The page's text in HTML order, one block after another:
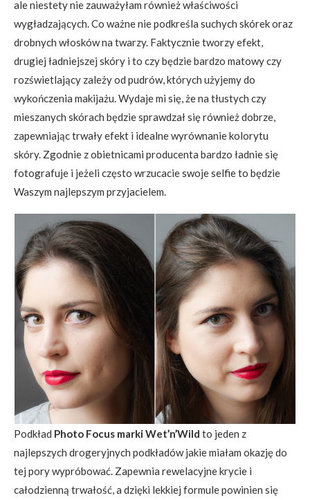
ale niestety nie zauważyłam również właściwości
wygładzających. Co ważne nie podkreśla suchych skórek oraz
drobnych włosków na twarzy. Faktycznie tworzy efekt,
drugiej ładniejszej skóry i to czy będzie bardzo matowy czy
rozświetlający zależy od pudrów, których użyjemy do
wykończenia makijażu. Wydaje mi się, że na tłustych czy
mieszanych skórach będzie sprawdzał się również dobrze,
zapewniając trwały efekt i idealne wyrównanie kolorytu
skóry. Zgodnie z obietnicami producenta bardzo ładnie się
fotografuje i jeżeli często wrzucacie swoje selfie to będzie
Waszym najlepszym przyjacielem.
Podkład Photo Focus marki Wet’n’Wild to jeden z
najlepszych drogeryjnych podkładów jakie miałam okazję do
tej pory wypróbować. Zapewnia rewelacyjne krycie i
całodzienną trwałość, a dzięki lekkiej formule powinien się